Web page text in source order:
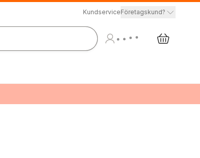
KundserviceFöretagskund?